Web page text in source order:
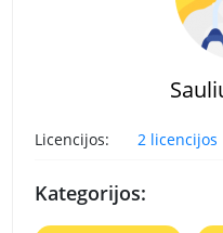
Licencijos: 2 licencijos
Kategorijos: